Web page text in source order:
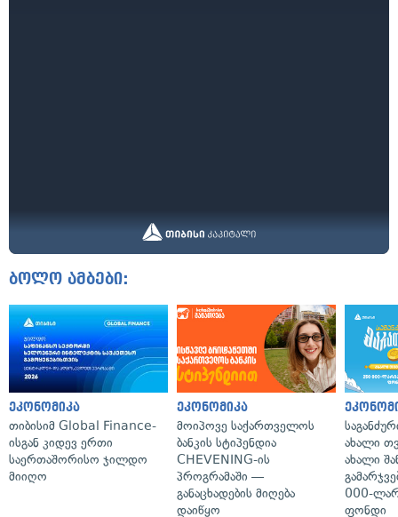
ბოლო ამბები:
ეკონომიკა
თიბისიმ Global Finance-
ისგან კიდევ ერთი
საერთაშორისო ჯილდო
მიიღო
ეკონომიკა
მოიპოვე საქართველოს
ბანკის სტიპენდია
CHEVENING-ის
პროგრამაში —
განაცხადების მიღება
დაიწყო
ახალი
ახალი
000-
ფონდი